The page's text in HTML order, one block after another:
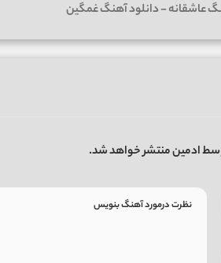
عاشقانه-دانلود آهنگ غمگین
ادمین منتشر خواهد شد.